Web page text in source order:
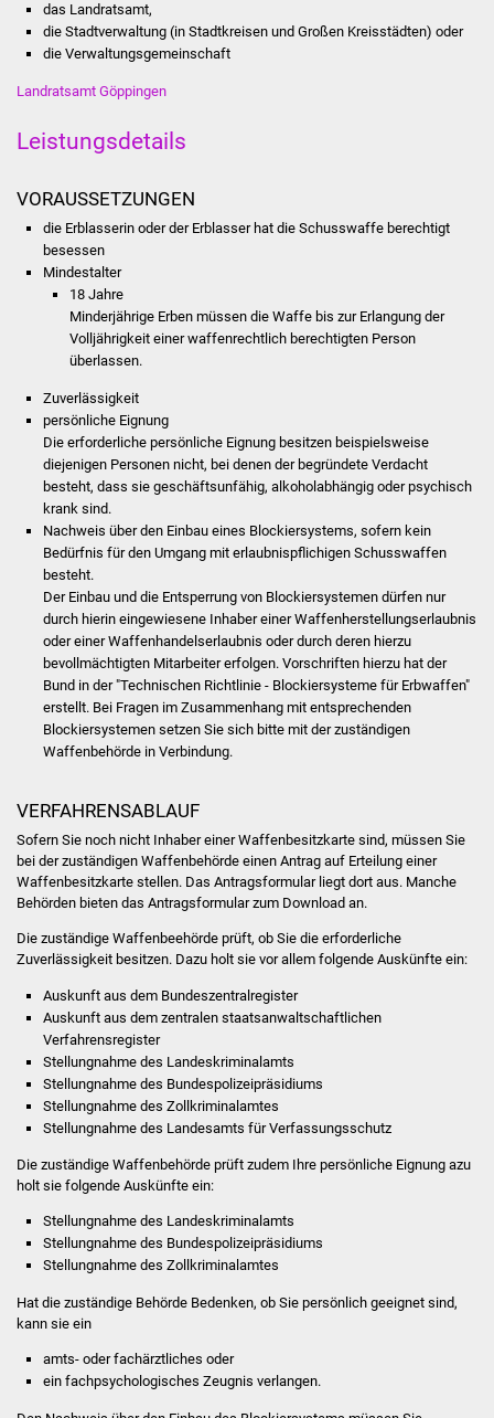
Dienstleistungen
Bildung
Kindergärten
Volkshochschule
Soziale Einrichtungen
Kirchen
Lokale Agenda
Jugendhaus
Fachteam Jugend
Stadtwerke
Suenergie
NETZMonitor
Pflege von Angehörigen
Hitzewarnung / UV-
Index
ÖPNV
Bürgerbus (MOBS)
Kultur & Freizeit
das Landratsamt,
die Stadtverwaltung (in Stadtkreisen und Großen Kreisstädten) oder
die Verwaltungsgemeinschaft
Landratsamt Göppingen
Leistungsdetails
VORAUSSETZUNGEN
die Erblasserin oder der Erblasser hat die Schusswaffe berechtigt
besessen
Mindestalter
18 Jahre
Minderjährige Erben müssen die Waffe bis zur Erlangung der
Volljährigkeit einer waffenrechtlich berechtigten Person
überlassen.
Zuverlässigkeit
persönliche Eignung
Die erforderliche persönliche Eignung besitzen beispielsweise
diejenigen Personen nicht, bei denen der begründete Verdacht
besteht, dass sie geschäftsunfähig, alkoholabhängig oder psychisch
krank sind.
Nachweis über den Einbau eines Blockiersystems, sofern kein
Bedürfnis für den Umgang mit erlaubnispflichigen Schusswaffen
besteht.
DerEinbau und die Entsperrung von Blockiersystemen dürfen nur
durch hierin eingewiesene Inhaber einer Waffenherstellungserlaubnis
oder einer Waffenhandelserlaubnis oder durch deren hierzu
bevollmächtigten Mitarbeiter erfolgen. Vorschriften hierzu hat der
Bund in der "Technischen Richtlinie - Blockiersysteme für Erbwaffen"
erstellt. Bei Fragen im Zusammenhang mit entsprechenden
Blockiersystemen setzen Sie sich bitte mit der zuständigen
Waffenbehörde in Verbindung.
VERFAHRENSABLAUF
Sofern Sie noch nicht Inhaber einer Waffenbesitzkarte sind, müssen Sie
bei der zuständigen Waffenbehörde einen Antrag auf Erteilung einer
Waffenbesitzkarte stellen. Das Antragsformular liegt dort aus. Manche
Behörden bieten das Antragsformular zum Download an.
Die zuständige Waffenbeehörde prüft, ob Sie die erforderliche
Zuverlässigkeit besitzen. Dazu holt sie vor allem folgende Auskünfte ein:
Auskunft aus dem Bundeszentralregister
Auskunft aus dem zentralen staatsanwaltschaftlichen
Verfahrensregister
Stellungnahme des Landeskriminalamts
Stellungnahme des Bundespolizeipräsidiums
Stellungnahme des Zollkriminalamtes
Stellungnahme des Landesamts für Verfassungsschutz
Die zuständige Waffenbehörde prüft zudem Ihre persönliche Eignung azu
holt sie folgende Auskünfte ein:
Stellungnahme des Landeskriminalamts
Stellungnahme des Bundespolizeipräsidiums
Stellungnahme des Zollkriminalamtes
Hat die zuständige Behörde Bedenken, ob Sie persönlich geeignet sind,
kann sie ein
amts- oder fachärztliches oder
ein fachpsychologisches Zeugnis verlangen.